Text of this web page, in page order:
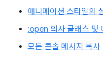
애니메이션 스타일의
:open 의사 클래스 및
모든 콘솔 메시지 복사